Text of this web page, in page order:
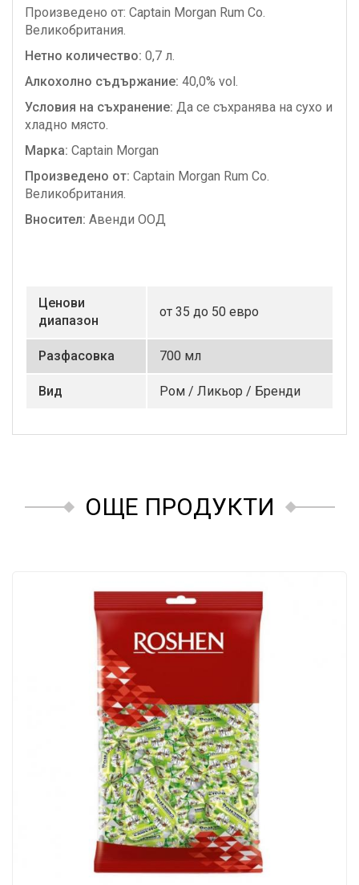
Произведено от: Captain Morgan Rum Co.
Великобритания.
Нетно количество: 0,7 л.
Алкохолно съдържание: 40,0% vol.
Условия на съхранение: Да се съхранява на сухо и
хладно място.
Марка: Captain Morgan
Произведено от: Captain Morgan Rum Co.
Великобритания.
Вносител: Авенди ООД
Ценови
диапазон
от 35 до 50 евро
Разфасовка 700 мл
Вид Ром / Ликьор / Бренди
ОЩЕ ПРОДУКТИ